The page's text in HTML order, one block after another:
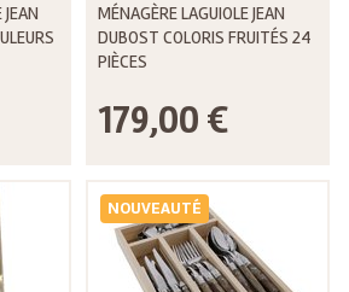
MÉNAGÈRE LAGUIOLE JEAN
DUBOST COLORIS FRUITÉS 24
PIÈCES
179,00 €
NOUVEAUTÉ